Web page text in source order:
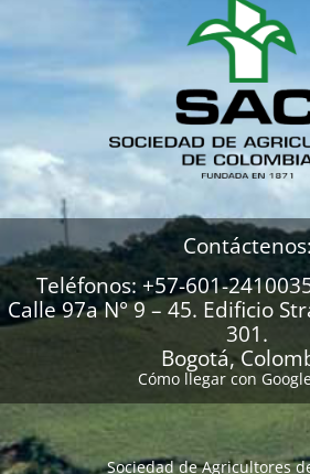
Contáctenos:
Teléfonos: +57-601-
Calle 97a N° 9 – 45. Edificio
301.
Bogotá,
Cómo llegar con
Sociedad de Agricultores